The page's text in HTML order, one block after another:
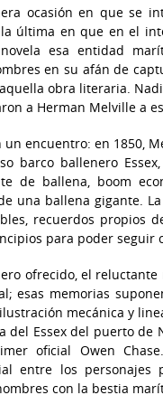
ocasión en que se
última en que en el
esa entidad
en su afán de
obra literaria.
a Herman Melville a
un encuentro: en 1850,
barco ballenero
de ballena, boom
una ballena gigante.
recuerdos propios
para poder seguir
ofrecido, el
esas memorias
mecánica y
del Essex del puerto
oficial Owen
entre los
con la bestia